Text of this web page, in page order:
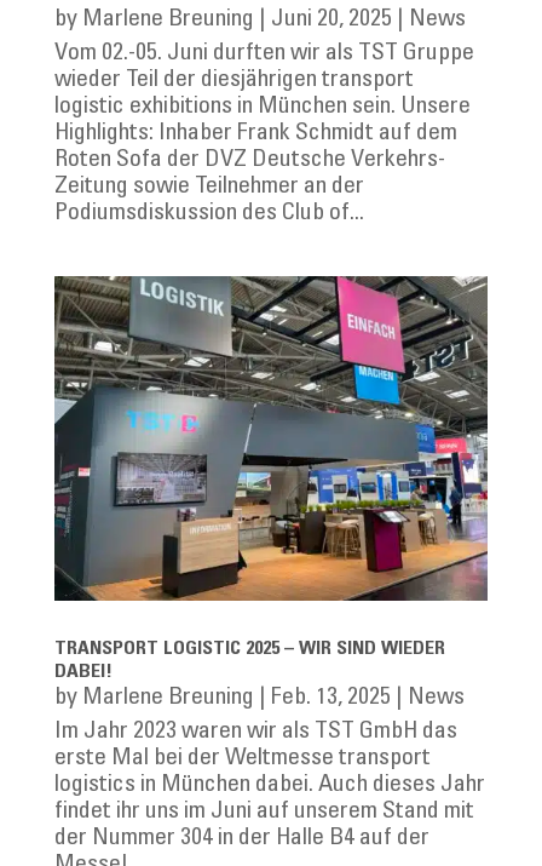
by Marlene Breuning Juni 20, 2025
News
Vom 02.-05. Juni durften wir als TST Gruppe
wieder Teil der diesjährigen transport
logistic exhibitions in München sein. Unsere
Highlights: Inhaber Frank Schmidt auf dem
Roten Sofa der DVZ Deutsche Verkehrs-
Zeitung sowie Teilnehmer an der
Podiumsdiskussion des Club of...
TRANSPORT LOGISTIC 2025 – WIR SIND WIEDER
DABEI!
by Marlene Breuning Feb. 13, 2025
News
Im Jahr 2023 waren wir als TST GmbH das
erste Mal bei der Weltmesse transport
logistics in München dabei. Auch dieses Jahr
findet ihr uns im Juni auf unserem Stand mit
der Nummer 304 in der Halle B4 auf der